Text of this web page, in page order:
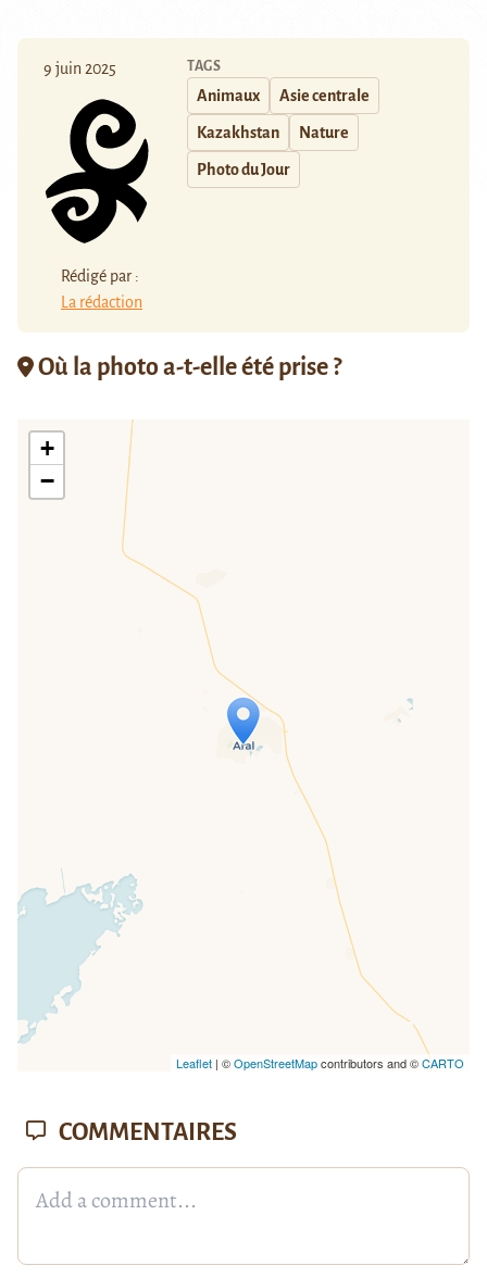
9 juin 2025
Rédigé par :
La rédaction
TAGS
Animaux Asie centrale
Kazakhstan Nature
Photo du Jour
Où la photo a-t-elle été prise ?
Travelers' Map is loading...
If you see this after your page is
loaded completely, leafletJS files are
+
−
Leaflet| ©OpenStreetMapcontributors and ©CARTO
COMMENTAIRES